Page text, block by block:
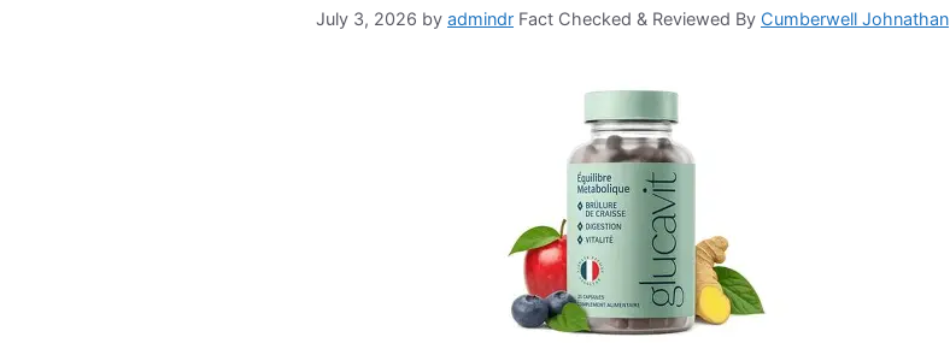
July 3, 2026 by admindr Fact Checked & Reviewed By Cumberwell Johnathan